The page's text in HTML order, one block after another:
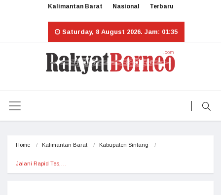
Kalimantan Barat Nasional Terbaru
Saturday, 8 August 2026. Jam: 01:35
Home Kalimantan Barat Kabupaten Sintang
Jalani Rapid Tes,…